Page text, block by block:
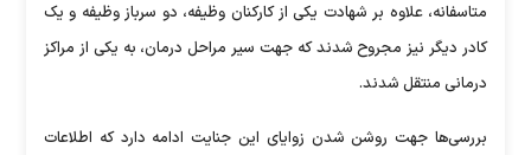
متاسفانه، علاوه بر شهادت یکی از کارکنان وظیفه، دو سرباز وظیفه و یک
کادر دیگر نیز مجروح شدند که جهت سیر مراحل درمان، به یکی از مراکز
درمانی منتقل شدند.
بررسی‌ها جهت روشن شدن زوایای این جنایت ادامه دارد که اطلاعات